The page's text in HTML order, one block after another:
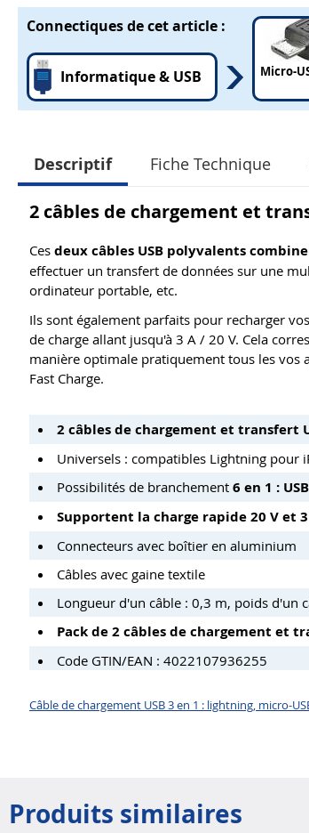
Connectiques de cet article :
Informatique & USB Micro-
Descriptif Fiche Technique
2 câbles de chargement et
Ces deuxcâbles USB polyvalents
effectuer un transfert de données sur une
ordinateur portable, etc.
Ils sont également parfaits pour recharger
de charge allant jusqu'à 3 A / 20 V. Cela
manière optimale pratiquement tous les vos
Fast Charge.
2 câbles de chargement et transfert
Universels : compatibles Lightning pour
Possibilités de branchement 6 en 1 :
Supportent la charge rapide 20 V et
Connecteurs avec boîtier en aluminium
Câbles avec gaine textile
Longueur d'un câble : 0,3 m, poids d'un
Pack de 2 câbles de chargement et
Code GTIN/EAN : 4022107936255
Câble de chargement USB 3 en 1 : lightning, micro-
Produits similaires